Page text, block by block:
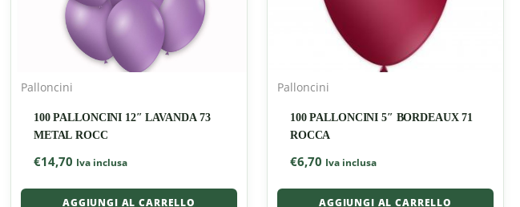
Palloncini
100 PALLONCINI 12″ LAVANDA 73
METAL ROCC
€14,70 Iva inclusa
AGGIUNGI AL CARRELLO
Palloncini
100 PALLONCINI 5″ BORDEAUX 71
ROCCA
€6,70 Iva inclusa
AGGIUNGI AL CARRELLO